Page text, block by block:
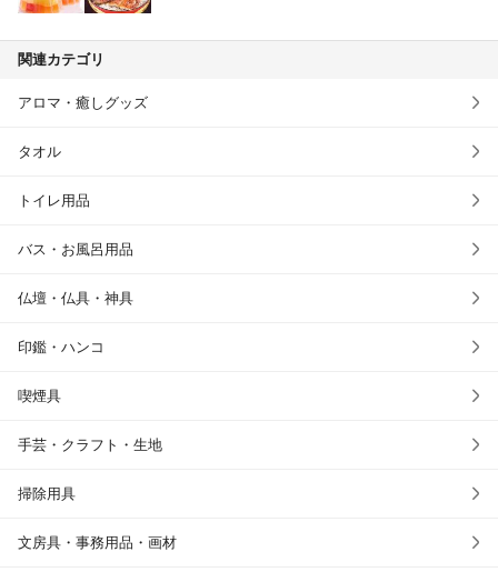
関連カテゴリ
アロマ・癒しグッズ
タオル
トイレ用品
バス・お風呂用品
仏壇・仏具・神具
印鑑・ハンコ
喫煙具
手芸・クラフト・生地
掃除用具
文房具・事務用品・画材